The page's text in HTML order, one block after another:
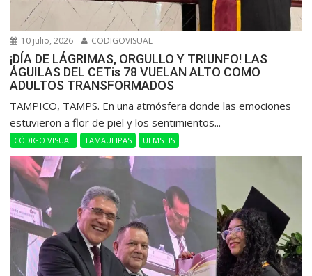
10 julio, 2026 CODIGOVISUAL
¡DÍA DE LÁGRIMAS, ORGULLO Y TRIUNFO! LAS
ÁGUILAS DEL CETis 78 VUELAN ALTO COMO
ADULTOS TRANSFORMADOS
​TAMPICO, TAMPS. En una atmósfera donde las emociones
estuvieron a flor de piel y los sentimientos...
CÓDIGO VISUAL TAMAULIPAS UEMSTIS